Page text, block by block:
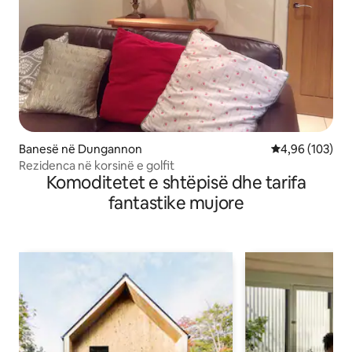
Banesë në Dungannon Vlerësimi
4,96 (103)
Rezidenca në korsinë e golfit
Komoditetet e shtëpisë dhe tarifa
fantastike mujore